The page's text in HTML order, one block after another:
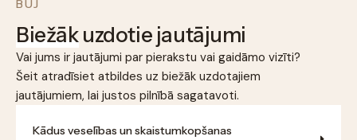
BUJ
Biežākuzdotie jautājumi
Vai jums ir jautājumi par pierakstu vai gaidāmo vizīti?
Šeit atradīsiet atbildes uz biežāk uzdotajiem
jautājumiem, lai justos pilnībā sagatavoti.
Kādus veselības un skaistumkopšanas